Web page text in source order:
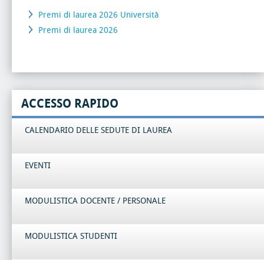
Premi di laurea 2026 Università
Premi di laurea 2026
ACCESSO RAPIDO
CALENDARIO DELLE SEDUTE DI LAUREA
EVENTI
MODULISTICA DOCENTE / PERSONALE
MODULISTICA STUDENTI